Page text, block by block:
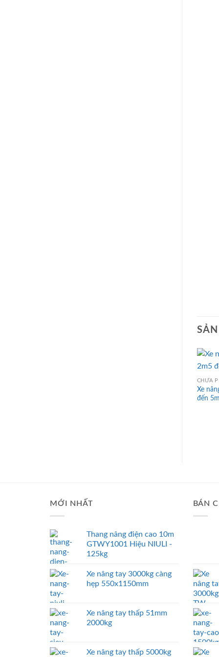
CHƯA
Xe
đến
MỚI NHẤT
Thang nâng điện cao 10m
GTWY1001 Hiệu NIULI -
125kg
Xe nâng tay 3000kg càng
hẹp 550x1150mm
Xe nâng tay thấp 51mm
2000kg
Xe nâng tay thấp 5000kg
BÁN